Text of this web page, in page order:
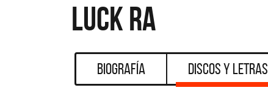
Luck Ra
Biografía Discos y Letras
DESTACADOS